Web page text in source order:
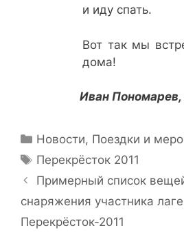
и иду спать.
Вот так мы
дома!
Иван
Рубрики
Новости, Поездки и
Метки
Перекрёсток 2011
Навигация
записи
Примерный список
снаряжения участника
Перекрёсток-2011